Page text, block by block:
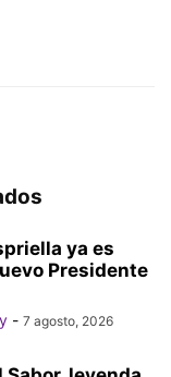
ya es
Presidente
- 7 agosto, 2026